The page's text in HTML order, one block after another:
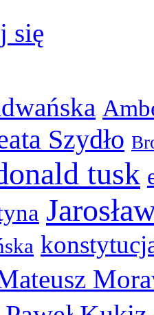
się
Szydło
tusk